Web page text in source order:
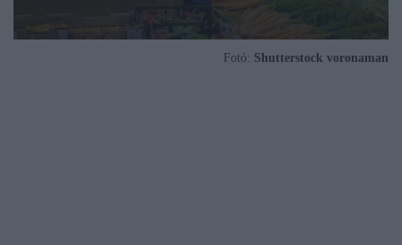
Fotó: Shutterstock voronaman